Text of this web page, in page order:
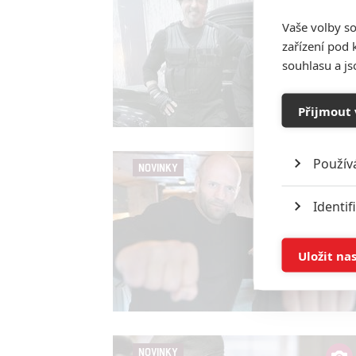
NOVINKY
NOVINKY
Vaše volby
zařízení pod
souhlasu a
Přijmout
Uložit